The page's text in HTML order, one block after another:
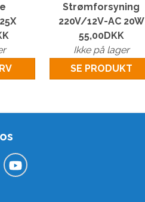
Strømforsyning
220V/12V-AC 20W
55,00DKK
Ikke på lager
SE PRODUKT